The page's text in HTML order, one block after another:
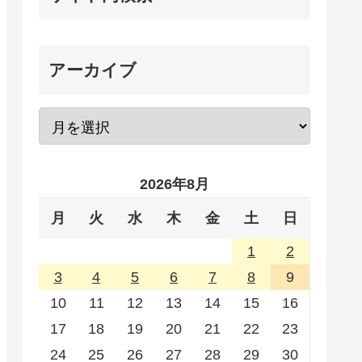
アーカイブ
2026年8月
月 火 水 木 金 土 日
1
2
3
4 5 6 7 8
9
10
11 12 13 14 15
16
17
18 19 20 21 22
23
24
25 26 27 28 29 30